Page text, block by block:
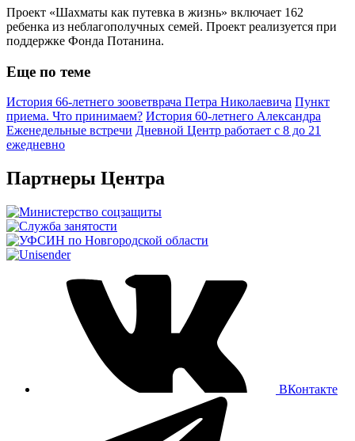
Проект «Шахматы как путевка в жизнь» включает 162
ребенка из неблагополучных семей. Проект реализуется при
поддержке Фонда Потанина.
Еще по теме
История 66-летнего зооветврача Петра Николаевича Пункт
приема. Что принимаем? История 60-летнего Александра
Еженедельные встречи Дневной Центр работает с 8 до 21
ежедневно
Партнеры Центра
ВКонтакте